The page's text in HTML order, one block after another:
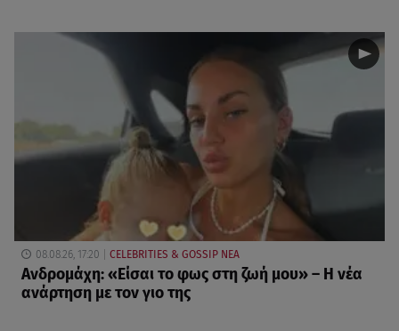
08.08.26, 17:20 CELEBRITIES & GOSSIP ΝΕΑ
Ανδρομάχη: «Είσαι το φως στη ζωή μου» – Η νέα
ανάρτηση με τον γιο της